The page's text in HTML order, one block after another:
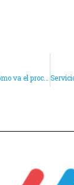
Información de cómo va el procedimiento para el cobro de su prestación afectados por ERTE